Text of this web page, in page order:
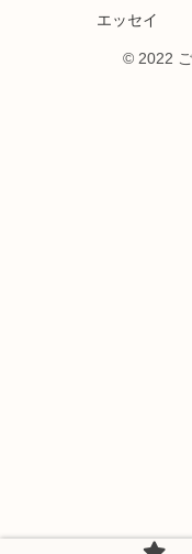
エッセイ
© 2022